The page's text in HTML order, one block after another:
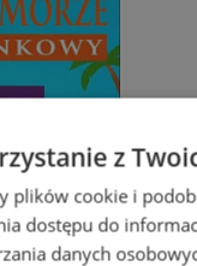
z
plików cookie i
dostępu do
danych